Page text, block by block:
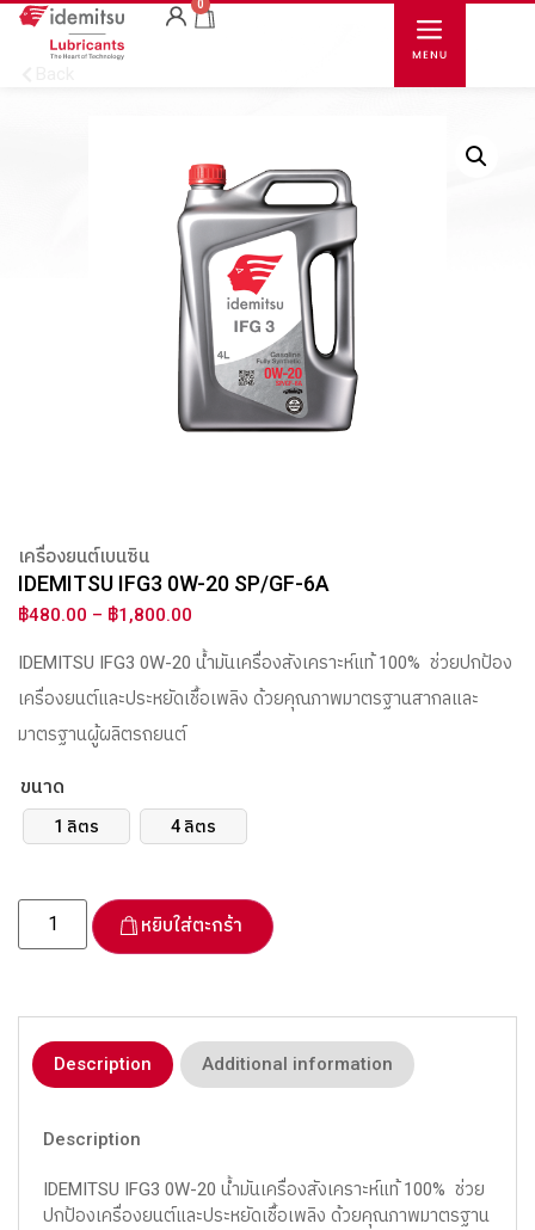
0
เครื่องยนต์เบนซิน
IDEMITSU IFG3 0W-20 SP/GF-6A
฿480.00 – ฿1,800.00
IDEMITSU IFG3 0W-20 น้ำมันเครื่องสังเคราะห์แท้ 100% ช่วยปกป้อง
เครื่องยนต์และประหยัดเชื้อเพลิง ด้วยคุณภาพมาตรฐานสากลและ
มาตรฐานผู้ผลิตรถยนต์
ขนาด
1 ลิตร 4 ลิตร
หยิบใส่ตะกร้า
Description Additional information
Description
IDEMITSU IFG3 0W-20 น้ำมันเครื่องสังเคราะห์แท้ 100% ช่วย
ปกป้องเครื่องยนต์และประหยัดเชื้อเพลิง ด้วยคุณภาพมาตรฐาน